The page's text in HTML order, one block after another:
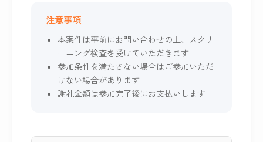
注意事項
本案件は事前にお問い合わせの上、スクリ
ーニング検査を受けていただきます
参加条件を満たさない場合はご参加いただ
けない場合があります
謝礼金額は参加完了後にお支払いします